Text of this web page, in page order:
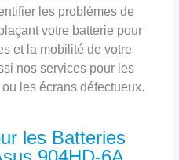
les problèmes de
votre batterie pour
et la mobilité de votre
nos services pour les
les écrans défectueux.
les Batteries